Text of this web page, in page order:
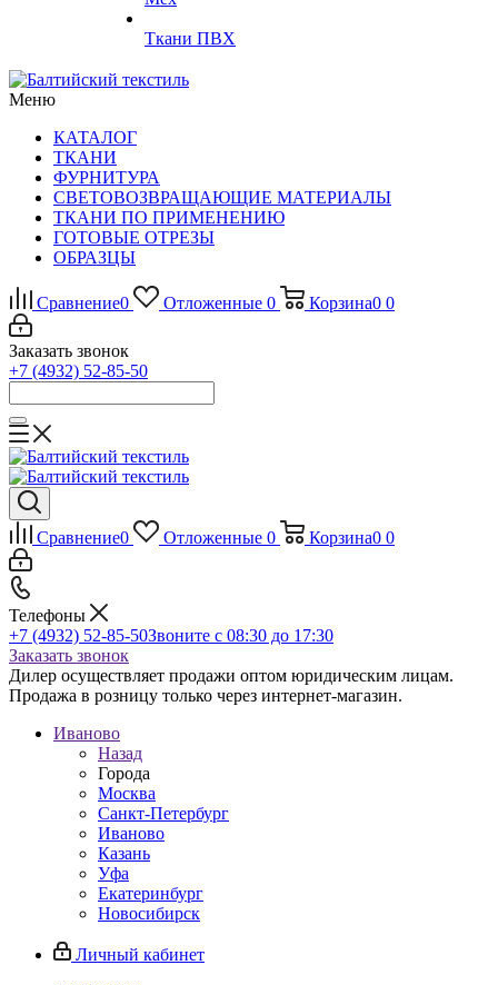
Ткани ПВХ
Меню
КАТАЛОГ
ТКАНИ
ФУРНИТУРА
СВЕТОВОЗВРАЩАЮЩИЕ МАТЕРИАЛЫ
ТКАНИ ПО ПРИМЕНЕНИЮ
ГОТОВЫЕ ОТРЕЗЫ
ОБРАЗЦЫ
Сравнение0 Отложенные 0 Корзина0 0
Заказать звонок
+7 (4932) 52-85-50
Сравнение0 Отложенные 0 Корзина0 0
Телефоны
+7 (4932) 52-85-50Звоните с 08:30 до 17:30
Заказать звонок
Дилер осуществляет продажи оптом юридическим лицам.
Продажа в розницу только через интернет-магазин.
Иваново
Назад
Города
Москва
Санкт-Петербург
Иваново
Казань
Уфа
Екатеринбург
Новосибирск
Личный кабинет